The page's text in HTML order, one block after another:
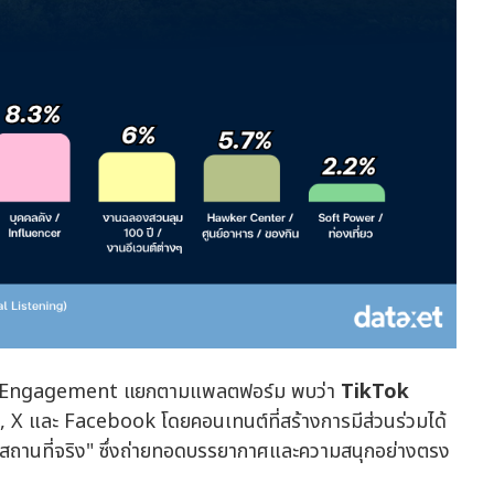
Engagement แยกตามแพลตฟอร์ม พบว่า TikTok
และ Facebook โดยคอนเทนต์ที่สร้างการมีส่วนร่วมได้
านที่จริง" ซึ่งถ่ายทอดบรรยากาศและความสนุกอย่างตรง